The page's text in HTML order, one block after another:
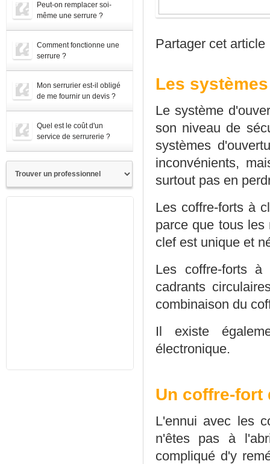
Peut-on remplacer soi-
même une serrure ?
Comment fonctionne une
serrure ?
Mon serrurier est-il obligé
de me fournir un devis ?
Quel est le coût d'un
service de serrurerie ?
Partager cet article
Les
Le système
son niveau de
systèmes
inconvénients,
surtout pas en
Les coffre-forts à
parce que tous
clef est unique et
Les coffre-forts à
cadrants
combinaison du
Il existe
électronique.
Un coffre-fort
L'ennui avec les
n'êtes pas à
compliqué d'y